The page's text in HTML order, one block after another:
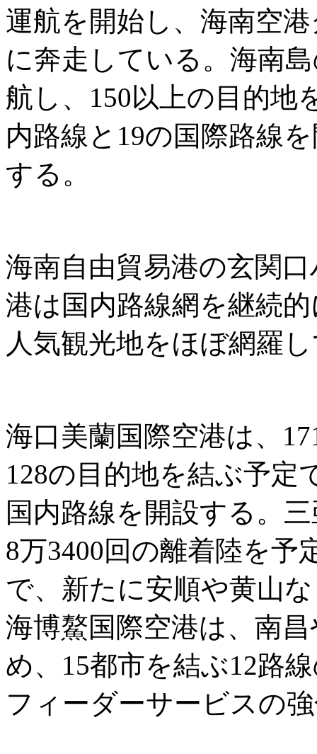
運航を開始し、海南空
に奔走している。海南
航し、150以上の目的地
内路線と19の国際路線
する。
海南自由貿易港の玄関
港は国内路線網を継続
人気観光地をほぼ網羅
海口美蘭国際空港は、
128の目的地を結ぶ予定
国内路線を開設する。
8万3400回の離着陸を予
で、新たに安順や黄山
海博鰲国際空港は、南
め、15都市を結ぶ12路
フィーダーサービスの